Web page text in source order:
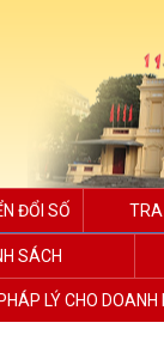
ĐỔI SỐ
SÁCH
LÝ CHO DOANH